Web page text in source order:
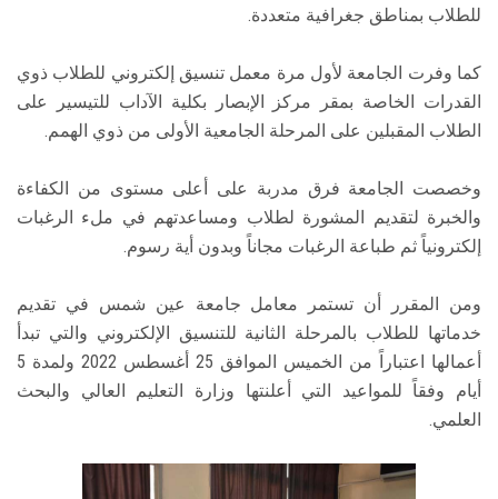
للطلاب بمناطق جغرافية متعددة.
كما وفرت الجامعة لأول مرة معمل تنسيق إلكتروني للطلاب ذوي
القدرات الخاصة بمقر مركز الإبصار بكلية الآداب للتيسير على
الطلاب المقبلين على المرحلة الجامعية الأولى من ذوي الهمم.
وخصصت الجامعة فرق مدربة على أعلى مستوى من الكفاءة
والخبرة لتقديم المشورة لطلاب ومساعدتهم في ملء الرغبات
إلكترونياً ثم طباعة الرغبات مجاناً وبدون أية رسوم.
ومن المقرر أن تستمر معامل جامعة عين شمس في تقديم
خدماتها للطلاب بالمرحلة الثانية للتنسيق الإلكتروني والتي تبدأ
أعمالها اعتباراً من الخميس الموافق 25 أغسطس 2022 ولمدة 5
أيام وفقاً للمواعيد التي أعلنتها وزارة التعليم العالي والبحث
العلمي.